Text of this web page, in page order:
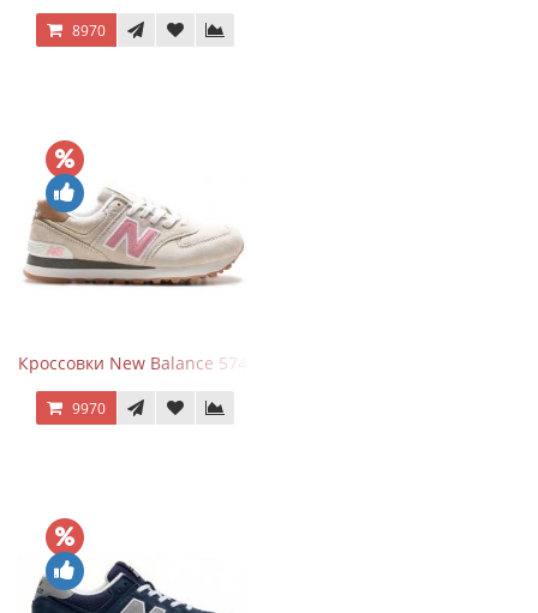
8970
Кроссовки New Balance 574 Power Beige Pink
9970